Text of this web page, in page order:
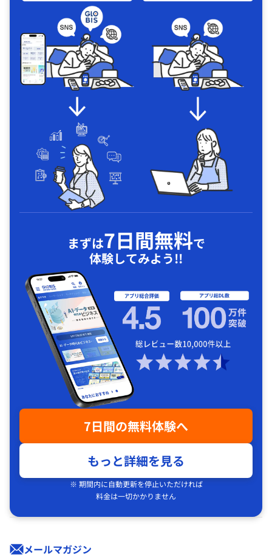
まずは7日間無料で
体験してみよう!!
7日間の無料体験へ
もっと詳細を見る
※ 期間内に自動更新を停止いただければ
料金は一切かかりません
メールマガジン